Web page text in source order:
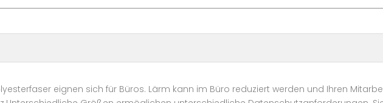
eignen sich für Büros. Lärm kann im Büro reduziert werden und Ihren